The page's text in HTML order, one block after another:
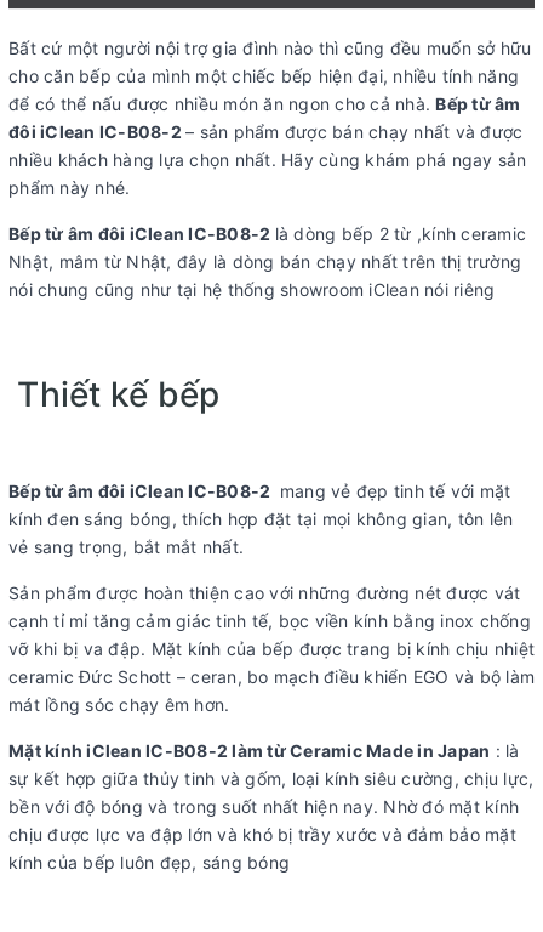
Bất cứ một người nội trợ gia đình nào thì cũng đều muốn sở hữu
cho căn bếp của mình một chiếc bếp hiện đại, nhiều tính năng
để có thể nấu được nhiều món ăn ngon cho cả nhà.Bếp từ âm
đôi iClean IC-B08-2 – sản phẩm được bán chạy nhất và được
nhiều khách hàng lựa chọn nhất. Hãy cùng khám phá ngay sản
phẩm này nhé.
Bếp từ âm đôi iClean IC-B08-2 là dòng bếp 2 từ ,kính ceramic
Nhật, mâm từ Nhật, đây là dòng bán chạy nhất trên thị trường
nói chung cũng như tại hệ thống showroom iClean nói riêng
Thiết kế bếp
Bếp từ âm đôi iClean IC-B08-2 mang vẻ đẹp tinh tế với mặt
kính đen sáng bóng, thích hợp đặt tại mọi không gian, tôn lên
vẻ sang trọng, bắt mắt nhất.
Sản phẩm được hoàn thiện cao với những đường nét được vát
cạnh tỉ mỉ tăng cảm giác tinh tế, bọc viền kính bằng inox chống
vỡ khi bị va đập. Mặt kính của bếp được trang bị kính chịu nhiệt
ceramic Đức Schott – ceran, bo mạch điều khiển EGO và bộ làm
mát lồng sóc chạy êm hơn.
Mặt kính iClean IC-B08-2 làm từ Ceramic Made in Japan : là
sự kết hợp giữa thủy tinh và gốm, loại kính siêu cường, chịu lực,
bền với độ bóng và trong suốt nhất hiện nay. Nhờ đó mặt kính
chịu được lực va đập lớn và khó bị trầy xước và đảm bảo mặt
kính của bếp luôn đẹp, sáng bóng